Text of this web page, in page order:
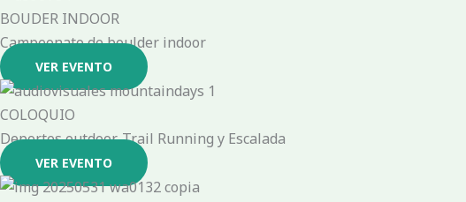
BOUDER INDOOR
Campeonato de boulder indoor
VER EVENTO
COLOQUIO
Deportes outdoor, Trail Running y Escalada
VER EVENTO